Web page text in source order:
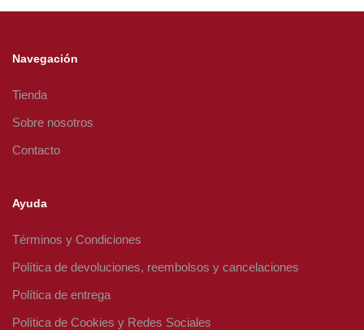
Navegación
Tienda
Sobre nosotros
Contacto
Ayuda
Términos y Condiciones
Política de devoluciones, reembolsos y cancelaciones
Política de entrega
Política de Cookies y Redes Sociales